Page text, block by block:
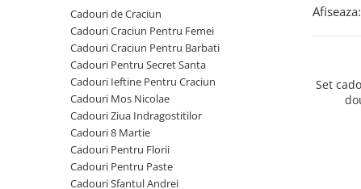
Cadouri Fete
Pentru Copilul din tine
Cadouri Haioase
Cadouri de Casa Noua
Cadouri Majorat
Cadouri pentru Nasi
Cadouri pentru Bunici
Cadouri pentru Prieteni
Cani si Termosuri
Jocuri si Puzzle
Produse pentru Calatorie
Seturi de caligrafie
Cadouri Sfantul Alexandru
Cadouri Sfanta Ana
Cadouri Constantin si Elena
Cadouri Sfanta Maria
Cadouri Sfintii Mihail si Gavriil
Cadouri de Craciun
Cadouri Craciun Pentru Femei
Cadouri Craciun Pentru Barbati
Cadouri Pentru Secret Santa
Cadouri Ieftine Pentru Craciun
Cadouri Mos Nicolae
Cadouri Ziua Indragostitilor
Cadouri 8 Martie
Cadouri Pentru Florii
Cadouri Pentru Paste
Cadouri Sfantul Andrei
Afiseaza:
Set